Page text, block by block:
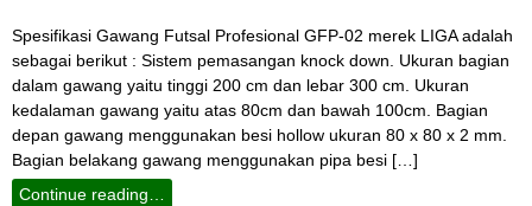
Spesifikasi Gawang Futsal Profesional GFP-02 merek LIGA adalah
sebagai berikut : Sistem pemasangan knock down. Ukuran bagian
dalam gawang yaitu tinggi 200 cm dan lebar 300 cm. Ukuran
kedalaman gawang yaitu atas 80cm dan bawah 100cm. Bagian
depan gawang menggunakan besi hollow ukuran 80 x 80 x 2 mm.
Bagian belakang gawang menggunakan pipa besi […]
Continue reading…